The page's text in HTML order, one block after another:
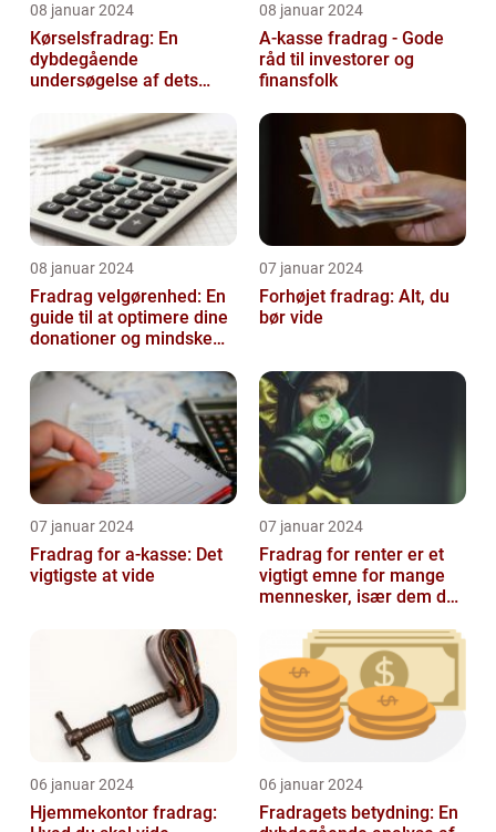
08 januar 2024
Kørselsfradrag: En
dybdegående
undersøgelse af dets
08 januar 2024
A-kasse fradrag - Gode
råd til investorer og
finansfolk
08 januar 2024
Fradrag velgørenhed: En
guide til at optimere dine
donationer og mindske
07 januar 2024
Forhøjet fradrag: Alt, du
bør vide
07 januar 2024
Fradrag for a-kasse: Det
vigtigste at vide
07 januar 2024
Fradrag for renter er et
vigtigt emne for mange
mennesker, især dem der
finansieri...
06 januar 2024
Hjemmekontor fradrag:
06 januar 2024
Fradragets betydning: En